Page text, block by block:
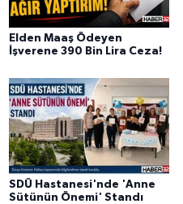
Elden Maaş Ödeyen
İşverene 390 Bin Lira Ceza!
SDÜ Hastanesi'nde 'Anne
Sütünün Önemi' Standı